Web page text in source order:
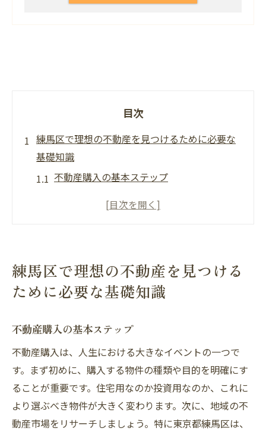
目次
練馬区で理想の不動産を見つけるために必要な
基礎知識
不動産購入の基本ステップ
初めての不動産購入における重要ポイント
練馬区の地理と生活環境の理解
練馬区の不動産市場の特徴とトレンドを解説
練馬区で人気の物件タイプ
近年の不動産市場の変化
新築と中古物件の選び方
練馬区で注目されるエリア
今後期待される不動産市場のトレンド
練馬区で理想の不動産を見つける
ために必要な基礎知識
不動産購入の基本ステップ
不動産購入は、人生における大きなイベントの一つで
す。まず初めに、購入する物件の種類や目的を明確にす
ることが重要です。住宅用なのか投資用なのか、これに
より選ぶべき物件が大きく変わります。次に、地域の不
動産市場をリサーチしましょう。特に東京都練馬区は、